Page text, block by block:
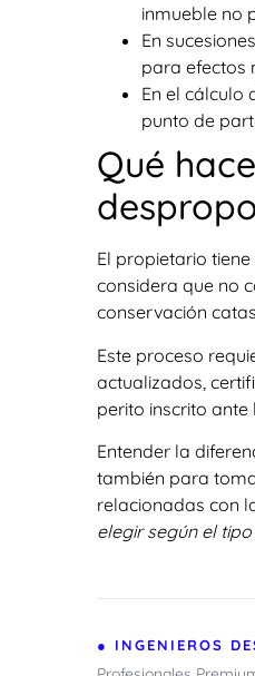
inmueble no
En
para efectos
En el cálculo
punto de
Qué
El propietario
considera que no
conservación
Este proceso
actualizados,
perito inscrito
Entender la
también para
relacionadas con
elegir según el
● INGENIEROS